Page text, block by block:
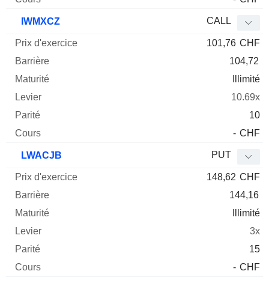
IWMXCZ CALL
101,76 CHF
104,72
Illimité
10.69x
10
- CHF
LWACJB PUT
148,62 CHF
144,16
Illimité
3x
15
- CHF